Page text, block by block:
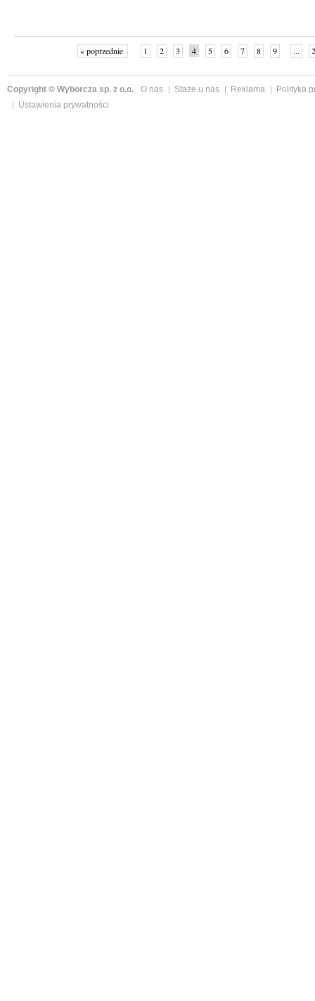
« poprzednie 1 2 3 4 5 6 7 8 9 ...
Copyright © Wyborcza sp. z o.o. O nas Staże u nas Reklama
Polityka
Ustawienia prywatności